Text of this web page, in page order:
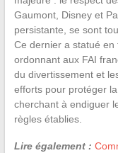
Gaumont, Disney et
persistante, se sont
Ce dernier a statué en
ordonnant aux FAI
du divertissement et
efforts pour protéger
cherchant à endiguer
règles établies.
Lire également :